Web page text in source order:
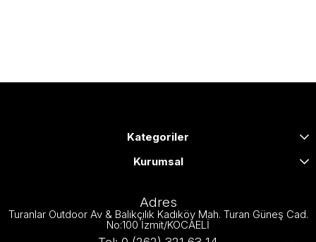
Kategoriler
Kurumsal
Adres
Turanlar Outdoor Av & Balıkçılık Kadıköy Mah. Turan Güneş Cad.
No:100 İzmit/KOCAELİ